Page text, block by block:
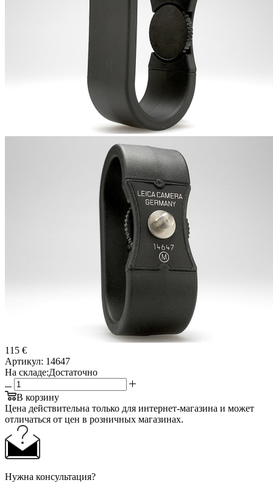
115 €
Артикул: 14647
На складе:Достаточно
В корзину
Цена действительна только для интернет-магазина и может
отличаться от цен в розничных магазинах.
Нужна консультация?